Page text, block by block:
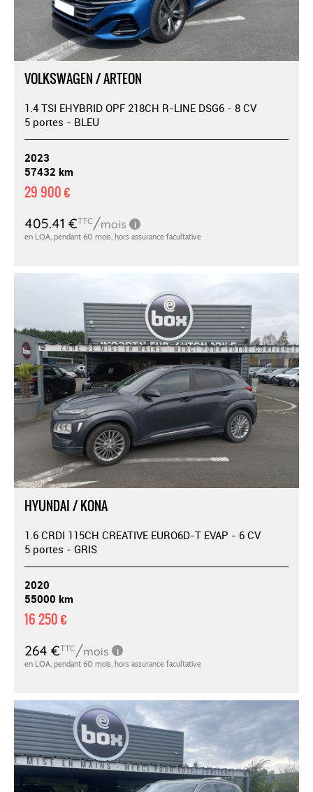
VOLKSWAGEN / ARTEON
1.4 TSI EHYBRID OPF 218CH R-LINE DSG6 - 8 CV
5 portes - BLEU
2023
57432 km
29 900 €
HYUNDAI / KONA
1.6 CRDI 115CH CREATIVE EURO6D-T EVAP - 6 CV
5 portes - GRIS
2020
55000 km
16 250 €